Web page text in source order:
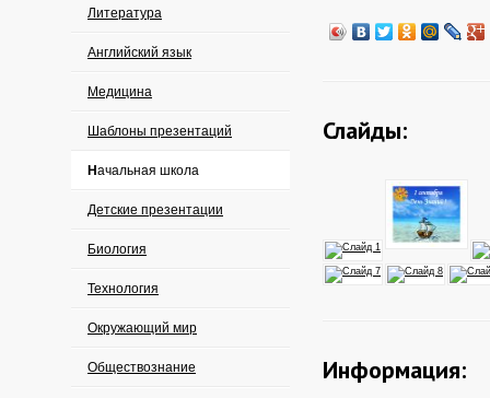
Литература
Английский язык
Медицина
Шаблоны презентаций
Начальная школа
Детские презентации
Биология
Технология
Окружающий мир
Обществознание
Слайды:
Информация: